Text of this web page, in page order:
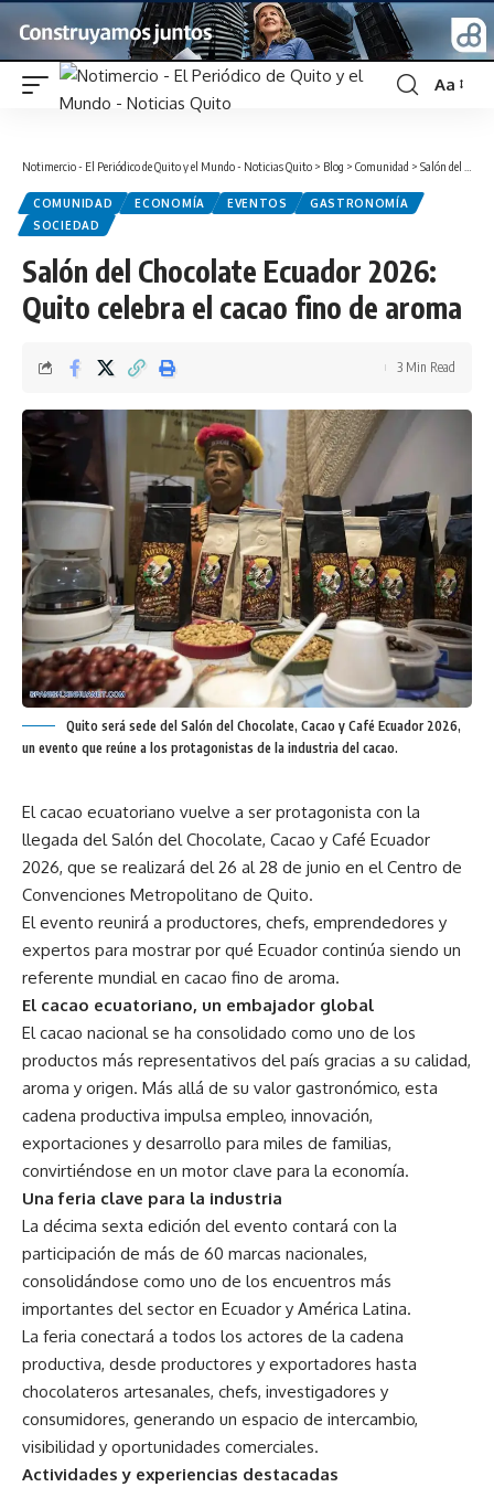
Font
Aa
Notimercio - El Periódico de Quito y el Mundo - Noticias Quito > Blog > Comunidad > Salón del Chocolate Ecuador 2026: Quito celebra el cacao fino de aroma
COMUNIDAD ECONOMÍA EVENTOS
GASTRONOMÍA
SOCIEDAD
Salón del Chocolate Ecuador 2026:
Quito celebra el cacao fino de aroma
3 Min Read
Quito será sede del Salón del Chocolate, Cacao y Café Ecuador 2026,
un evento que reúne a los protagonistas de la industria del cacao.
El cacao ecuatoriano vuelve a ser protagonista con la
llegada del Salón del Chocolate, Cacao y Café Ecuador
2026, que se realizará del 26 al 28 de junio en el Centro de
Convenciones Metropolitano de Quito.
El evento reunirá a productores, chefs, emprendedores y
expertos para mostrar por qué Ecuador continúa siendo un
referente mundial en cacao fino de aroma.
El cacao ecuatoriano, un embajador global
El cacao nacional se ha consolidado como uno de los
productos más representativos del país gracias a su calidad,
aroma y origen. Más allá de su valor gastronómico, esta
cadena productiva impulsa empleo, innovación,
exportaciones y desarrollo para miles de familias,
convirtiéndose en un motor clave para la economía.
Una feria clave para la industria
La décima sexta edición del evento contará con la
participación de más de 60 marcas nacionales,
consolidándose como uno de los encuentros más
importantes del sector en Ecuador y América Latina.
La feria conectará a todos los actores de la cadena
productiva, desde productores y exportadores hasta
chocolateros artesanales, chefs, investigadores y
consumidores, generando un espacio de intercambio,
visibilidad y oportunidades comerciales.
Actividades y experiencias destacadas